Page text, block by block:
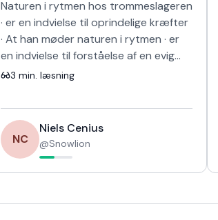
Naturen i rytmen hos trommeslageren
· er en indvielse til oprindelige kræfter
· At han møder naturen i rytmen · er
en indvielse til forståelse af en evig
harmoni · Vi ved jo altfor…
3 min. læsning
NC
Niels Cenius
@Snowlion